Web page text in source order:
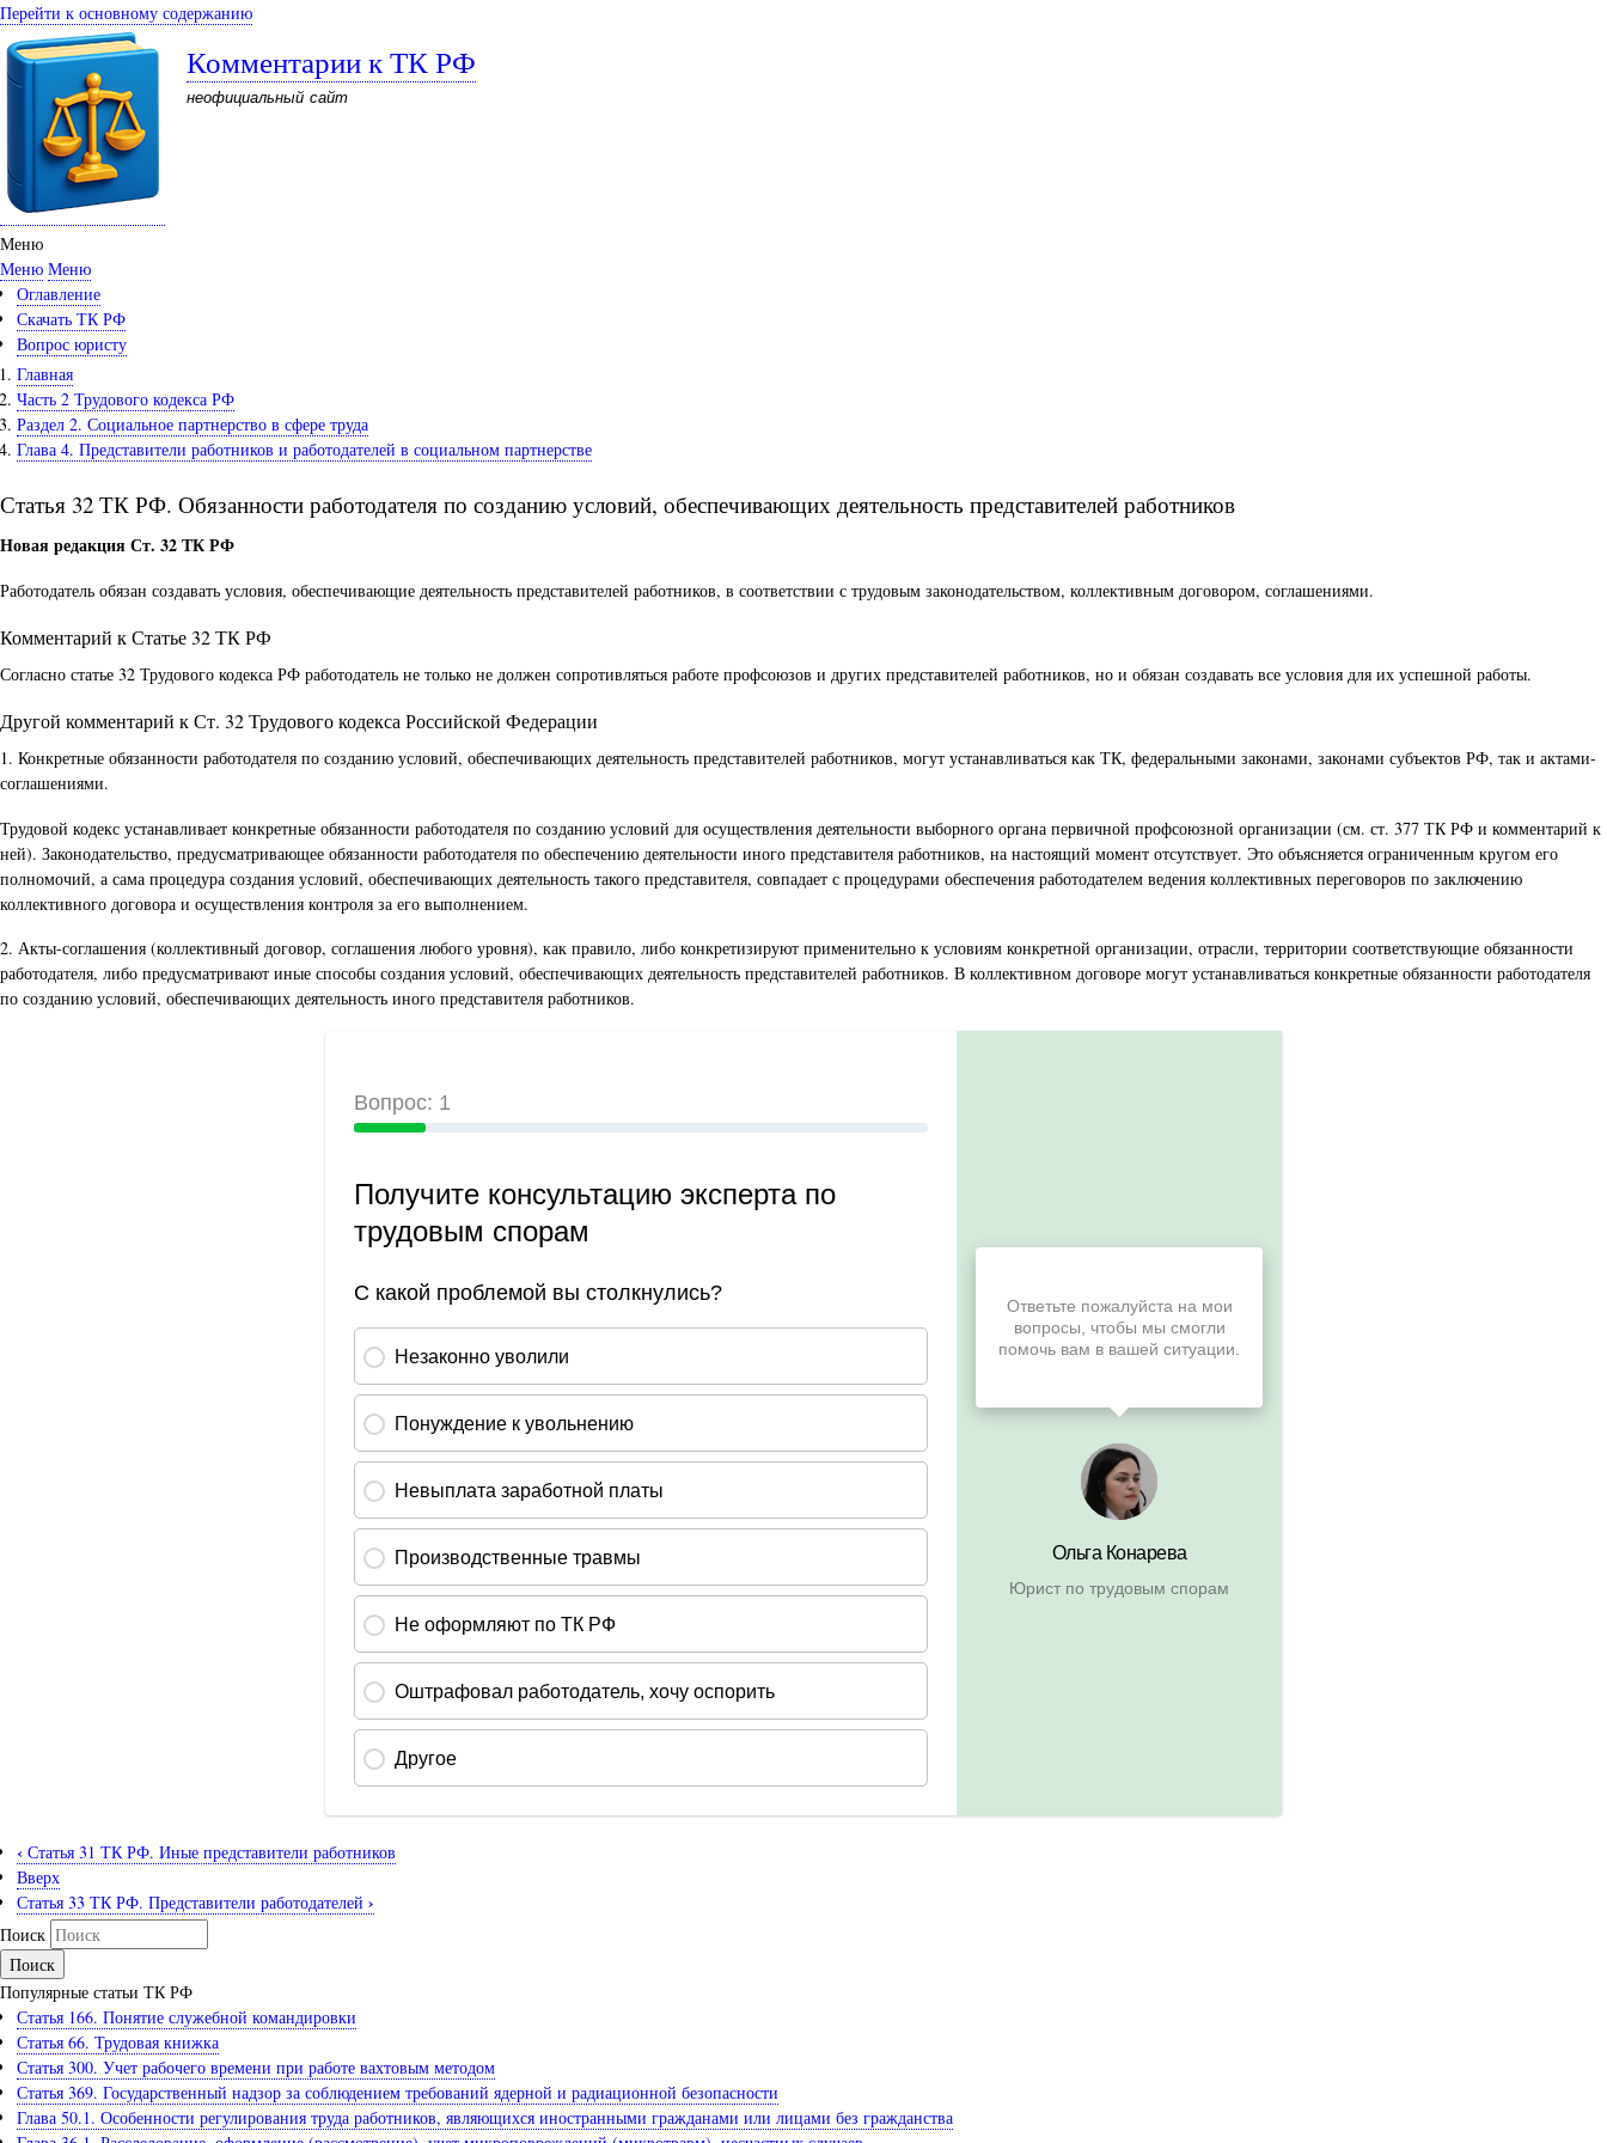
Перейти к основному содержанию
Комментарии к ТК РФ
неофициальный сайт
Меню
Меню Меню
Оглавление
Скачать ТК РФ
Вопрос юристу
Главная
Часть 2 Трудового кодекса РФ
Раздел 2. Социальное партнерство в сфере труда
Глава 4. Представители работников и работодателей в социальном партнерстве
Статья 32 ТК РФ. Обязанности работодателя по созданию условий, обеспечивающих деятельность представителей работников
Новая редакция Ст. 32 ТК РФ
Работодатель обязан создавать условия, обеспечивающие деятельность представителей работников, в соответствии с трудовым законодательством, коллективным договором, соглашениями.
Комментарий к Статье 32 ТК РФ
Согласно статье 32 Трудового кодекса РФ работодатель не только не должен сопротивляться работе профсоюзов и других представителей работников, но и обязан создавать все условия для их успешной работы.
Другой комментарий к Ст. 32 Трудового кодекса Российской Федерации
1. Конкретные обязанности работодателя по созданию условий, обеспечивающих деятельность представителей работников, могут устанавливаться как ТК, федеральными законами, законами субъектов РФ, так и актами-
соглашениями.
Трудовой кодекс устанавливает конкретные обязанности работодателя по созданию условий для осуществления деятельности выборного органа первичной профсоюзной организации (см. ст. 377 ТК РФ и комментарий к
ней). Законодательство, предусматривающее обязанности работодателя по обеспечению деятельности иного представителя работников, на настоящий момент отсутствует. Это объясняется ограниченным кругом его
полномочий, а сама процедура создания условий, обеспечивающих деятельность такого представителя, совпадает с процедурами обеспечения работодателем ведения коллективных переговоров по заключению
коллективного договора и осуществления контроля за его выполнением.
2. Акты-соглашения (коллективный договор, соглашения любого уровня), как правило, либо конкретизируют применительно к условиям конкретной организации, отрасли, территории соответствующие обязанности
работодателя, либо предусматривают иные способы создания условий, обеспечивающих деятельность представителей работников. В коллективном договоре могут устанавливаться конкретные обязанности работодателя
по созданию условий, обеспечивающих деятельность иного представителя работников.
‹ Статья 31 ТК РФ. Иные представители работников
Вверх
Статья 33 ТК РФ. Представители работодателей ›
Поиск
Популярные статьи ТК РФ
Статья 166. Понятие служебной командировки
Статья 66. Трудовая книжка
Статья 300. Учет рабочего времени при работе вахтовым методом
Статья 369. Государственный надзор за соблюдением требований ядерной и радиационной безопасности
Глава 50.1. Особенности регулирования труда работников, являющихся иностранными гражданами или лицами без гражданства